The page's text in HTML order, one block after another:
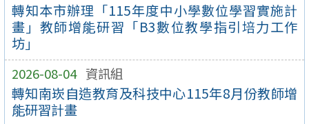
轉知本市辦理「115年度中小學數位學習實施計
畫」教師增能研習「B3數位教學指引培力工作
坊」
2026-08-04 資訊組
轉知南崁自造教育及科技中心115年8月份教師增
能研習計畫